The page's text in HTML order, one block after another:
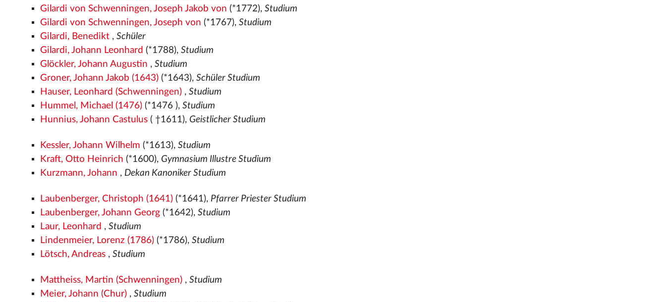
Gilardi von Schwenningen, Joseph Jakob von (*1772),Studium
Gilardi von Schwenningen, Joseph von (*1767),Studium
Gilardi, Benedikt ,Schüler
Gilardi, Johann Leonhard (*1788),Studium
Glöckler, Johann Augustin ,Studium
Groner, Johann Jakob (1643) (*1643),Schüler Studium
Hauser, Leonhard (Schwenningen) ,Studium
Hummel, Michael (1476) (*1476 ),Studium
Hunnius, Johann Castulus ( †1611), Geistlicher Studium
Kessler, Johann Wilhelm (*1613),Studium
Kraft, Otto Heinrich (*1600), Gymnasium Illustre Studium
Kurzmann, Johann , Dekan Kanoniker Studium
Laubenberger, Christoph (1641) (*1641), Pfarrer Priester Studium
Laubenberger, Johann Georg (*1642),Studium
Laur, Leonhard ,Studium
Lindenmeier, Lorenz (1786) (*1786),Studium
Lötsch, Andreas ,Studium
Mattheiss, Martin (Schwenningen) ,Studium
Meier, Johann (Chur) ,Studium